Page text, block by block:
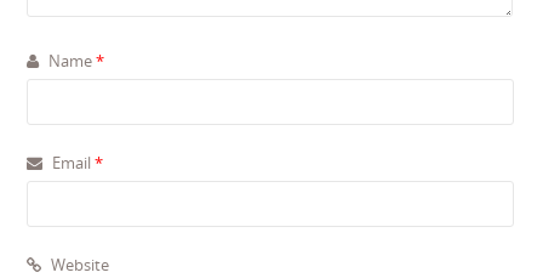
Name*
Email*
Website